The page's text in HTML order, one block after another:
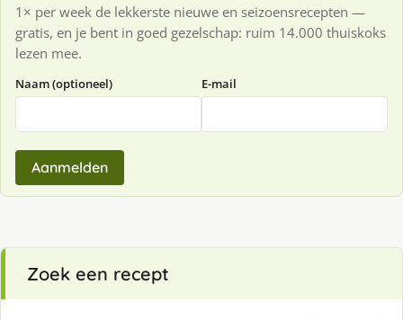
1× per week de lekkerste nieuwe en seizoensrecepten —
gratis, en je bent in goed gezelschap: ruim 14.000 thuiskoks
lezen mee.
Naam (optioneel) E-mail
Aanmelden
Zoek een recept